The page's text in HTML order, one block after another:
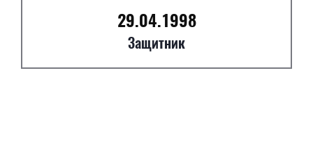
29.04.1998
Защитник